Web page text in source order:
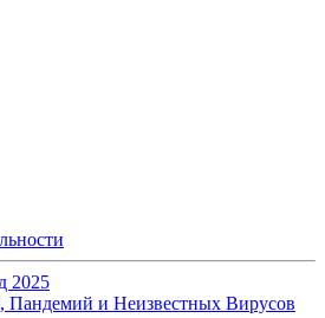
2025
Пандемий и Неизвестных Вирусов